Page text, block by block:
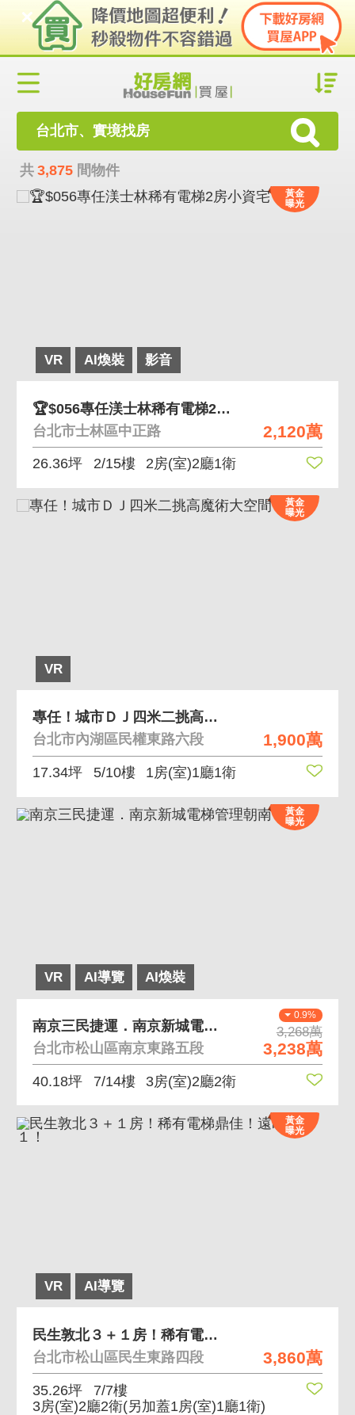
台北市、實境找房
共 3,875 間物件
VR AI煥裝 影音
黃金
曝光
2,120萬
🏆$056專任渼士林稀有電梯2房小資宅
台北市士林區中正路
26.36坪 2/15樓 2房(室)2廳1衛
VR
黃金
曝光
1,900萬
專任！城市ＤＪ四米二挑高魔術大空間
台北市內湖區民權東路六段
17.34坪 5/10樓 1房(室)1廳1衛
VR AI導覽 AI煥裝
黃金
曝光
0.9%
3,268萬
3,238萬
南京三民捷運．南京新城電梯管理朝南３房
台北市松山區南京東路五段
40.18坪 7/14樓 3房(室)2廳2衛
VR AI導覽
黃金
曝光
3,860萬
民生敦北３＋１房！稀有電梯鼎佳！遠眺１０１！
台北市松山區民生東路四段
35.26坪
7/7樓
3房(室)2廳2衛(另加蓋1房(室)1廳1衛)